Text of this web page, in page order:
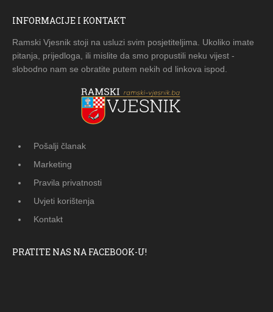
INFORMACIJE I KONTAKT
Ramski Vjesnik stoji na usluzi svim posjetiteljima. Ukoliko imate
pitanja, prijedloga, ili mislite da smo propustili neku vijest -
slobodno nam se obratite putem nekih od linkova ispod.
Pošalji članak
Marketing
Pravila privatnosti
Uvjeti korištenja
Kontakt
PRATITE NAS NA FACEBOOK-U!